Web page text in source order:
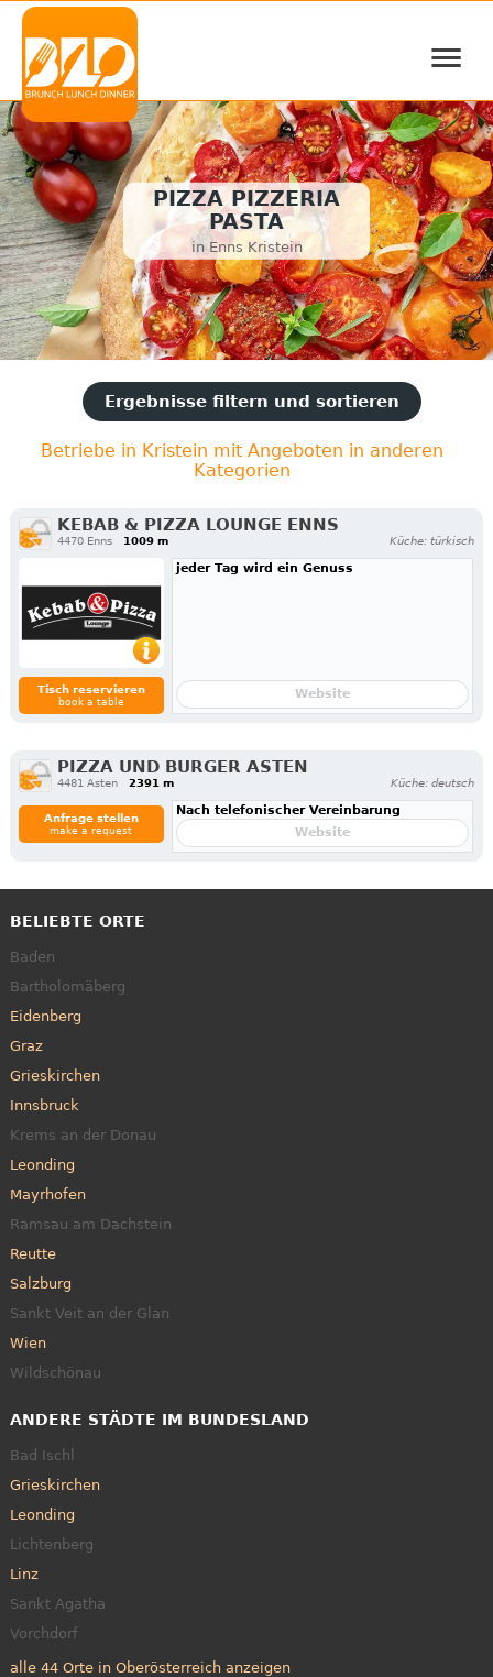
≡
PIZZA PIZZERIA
PASTA
in Enns Kristein
Ergebnisse filtern und sortieren
Betriebe in Kristein mit Angeboten in anderen
Kategorien
KEBAB & PIZZA LOUNGE ENNS
4470 Enns 1009 m Küche: türkisch
Tisch reservieren
book a table
jeder Tag wird ein Genuss
Website
PIZZA UND BURGER ASTEN
4481 Asten 2391 m Küche: deutsch
Anfrage stellen
make a request
Nach telefonischer Vereinbarung
Website
BELIEBTE ORTE
Baden
Bartholomäberg
Eidenberg
Graz
Grieskirchen
Innsbruck
Krems an der Donau
Leonding
Mayrhofen
Ramsau am Dachstein
Reutte
Salzburg
Sankt Veit an der Glan
Wien
Wildschönau
ANDERE STÄDTE IM BUNDESLAND
Bad Ischl
Grieskirchen
Leonding
Lichtenberg
Linz
Sankt Agatha
Vorchdorf
alle 44 Orte in Oberösterreich anzeigen